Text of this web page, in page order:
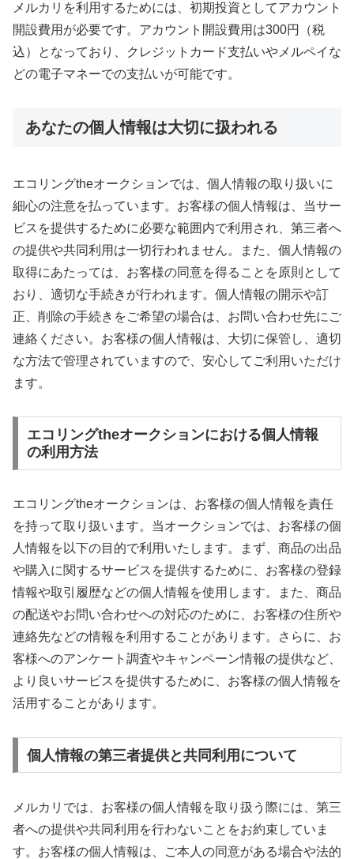
メルカリを利用するためには、初期投資としてアカウント
開設費用が必要です。アカウント開設費用は300円（税
込）となっており、クレジットカード支払いやメルペイな
どの電子マネーでの支払いが可能です。
あなたの個人情報は大切に扱われる
エコリングtheオークションでは、個人情報の取り扱いに
細心の注意を払っています。お客様の個人情報は、当サー
ビスを提供するために必要な範囲内で利用され、第三者へ
の提供や共同利用は一切行われません。また、個人情報の
取得にあたっては、お客様の同意を得ることを原則として
おり、適切な手続きが行われます。個人情報の開示や訂
正、削除の手続きをご希望の場合は、お問い合わせ先にご
連絡ください。お客様の個人情報は、大切に保管し、適切
な方法で管理されていますので、安心してご利用いただけ
ます。
エコリングtheオークションにおける個人情報
の利用方法
エコリングtheオークションは、お客様の個人情報を責任
を持って取り扱います。当オークションでは、お客様の個
人情報を以下の目的で利用いたします。まず、商品の出品
や購入に関するサービスを提供するために、お客様の登録
情報や取引履歴などの個人情報を使用します。また、商品
の配送やお問い合わせへの対応のために、お客様の住所や
連絡先などの情報を利用することがあります。さらに、お
客様へのアンケート調査やキャンペーン情報の提供など、
より良いサービスを提供するために、お客様の個人情報を
活用することがあります。
個人情報の第三者提供と共同利用について
メルカリでは、お客様の個人情報を取り扱う際には、第三
者への提供や共同利用を行わないことをお約束していま
す。お客様の個人情報は、ご本人の同意がある場合や法的